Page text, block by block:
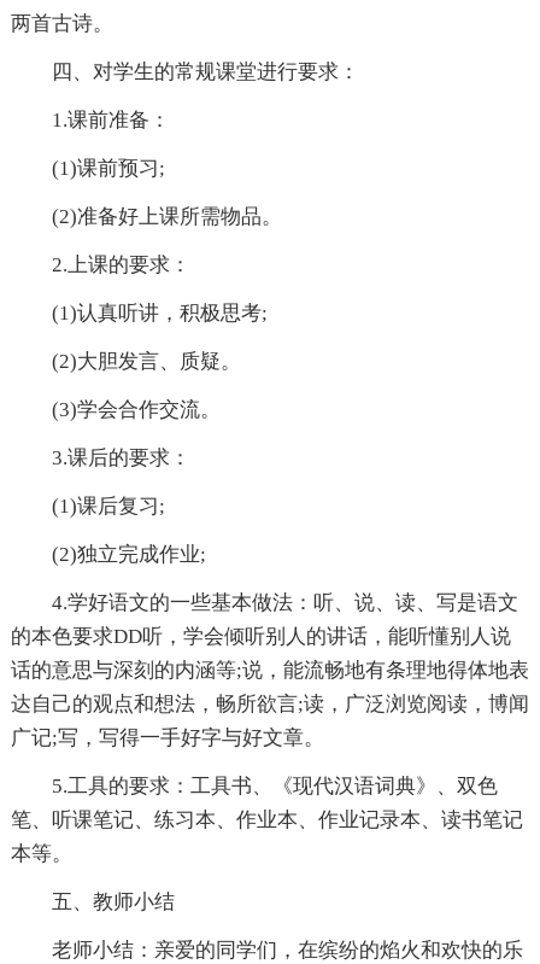
两首古诗。
四、对学生的常规课堂进行要求：
1.课前准备：
(1)课前预习;
(2)准备好上课所需物品。
2.上课的要求：
(1)认真听讲，积极思考;
(2)大胆发言、质疑。
(3)学会合作交流。
3.课后的要求：
(1)课后复习;
(2)独立完成作业;
4.学好语文的一些基本做法：听、说、读、写是语文
的本色要求DD听，学会倾听别人的讲话，能听懂别人说
话的意思与深刻的内涵等;说，能流畅地有条理地得体地表
达自己的观点和想法，畅所欲言;读，广泛浏览阅读，博闻
广记;写，写得一手好字与好文章。
5.工具的要求：工具书、《现代汉语词典》、双色
笔、听课笔记、练习本、作业本、作业记录本、读书笔记
本等。
五、教师小结
老师小结：亲爱的同学们，在缤纷的焰火和欢快的乐